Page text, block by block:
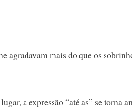
agradavam mais do que os
a expressão “até as” se torna